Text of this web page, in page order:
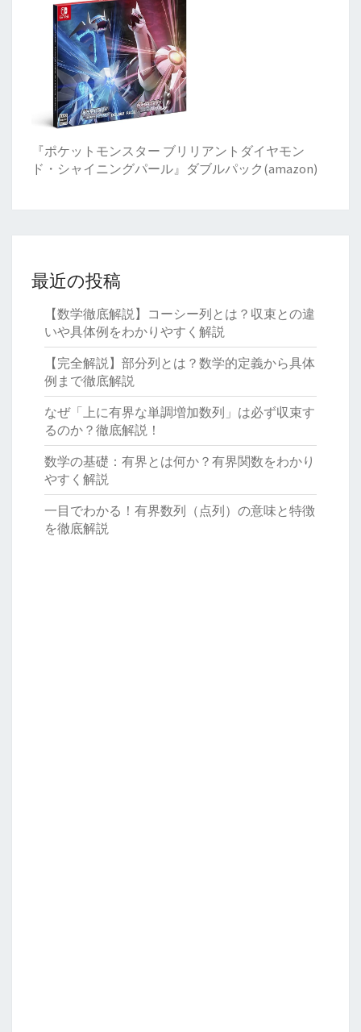
『ポケットモンスター ブリリアントダイヤモン
ド・シャイニングパール』ダブルパック(amazon)
最近の投稿
【数学徹底解説】コーシー列とは？収束との違
いや具体例をわかりやすく解説
【完全解説】部分列とは？数学的定義から具体
例まで徹底解説
なぜ「上に有界な単調増加数列」は必ず収束す
るのか？徹底解説！
数学の基礎：有界とは何か？有界関数をわかり
やすく解説
一目でわかる！有界数列（点列）の意味と特徴
を徹底解説